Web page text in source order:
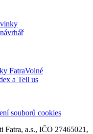
FatraVolné
a Tell us
souborů cookies
Fatra, a.s., IČO 27465021,